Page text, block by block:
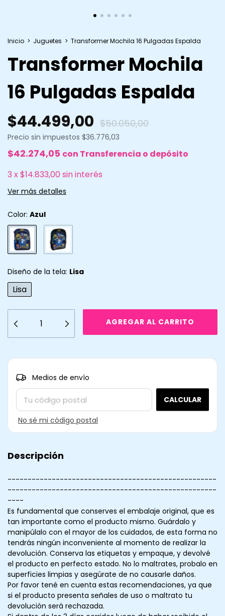
Inicio > Juguetes > Transformer Mochila 16 Pulgadas Espalda
Transformer Mochila
16 Pulgadas Espalda
$44.499,00 $50.050,00
Precio sin impuestos $36.776,03
$42.274,05 con Transferencia o depósito
3 x$14.833,00 sin interés
Ver más detalles
Color: Azul
Diseño de la tela: Lisa
Lisa
Medios de envío
CALCULAR
No sé mi código postal
Descripción
----------------------------------------------------
----------------------------------------------------
----
Es fundamental que conserves el embalaje original, que es
tan importante como el producto mismo. Guárdalo y
manipúlalo con el mayor de los cuidados, de esta forma no
tendrás ningún inconveniente al momento de realizar la
devolución. Conserva las etiquetas y empaque, y devolvé
el producto en perfecto estado. No lo maltrates, probalo en
superficies limpias y asegúrate de no causarle daños.
Por favor tené en cuenta estas recomendaciones, ya que
si el producto presenta señales de uso o maltrato tu
devolución será rechazada.